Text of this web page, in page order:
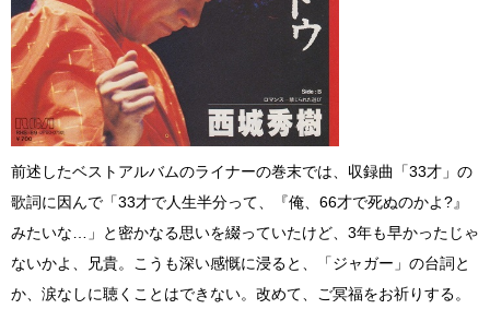
前述したベストアルバムのライナーの巻末では、収録曲「33才」の
歌詞に因んで「33才で人生半分って、『俺、66才で死ぬのかよ?』
みたいな…」と密かなる思いを綴っていたけど、3年も早かったじゃ
ないかよ、兄貴。こうも深い感慨に浸ると、「ジャガー」の台詞と
か、涙なしに聴くことはできない。改めて、ご冥福をお祈りする。